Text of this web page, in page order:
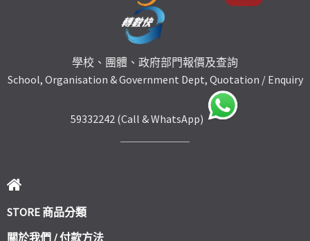
學校、團體、政府部門報價及查詢
School, Organisation & Government Dept, Quotation / Enquiry
59332242 (Call & WhatsApp)
STORE 商品分類
關於我們 / 付款方法